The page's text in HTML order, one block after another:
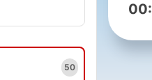
50